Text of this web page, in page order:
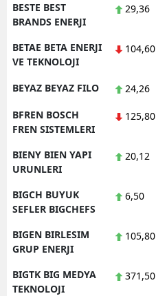
BESTE BEST
BRANDS ENERJI
29,36
BETAE BETA ENERJI
VE TEKNOLOJI
104,60
BEYAZ BEYAZ FILO 24,26
BFREN BOSCH
FREN SISTEMLERI
125,80
BIENY BIEN YAPI
URUNLERI
20,12
BIGCH BUYUK
SEFLER BIGCHEFS
6,50
BIGEN BIRLESIM
GRUP ENERJI
105,80
BIGTK BIG MEDYA
TEKNOLOJI
371,50